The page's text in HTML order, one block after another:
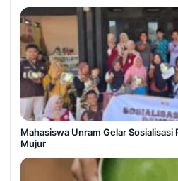
Mahasiswa Unram Gelar Sosialisasi
Mujur